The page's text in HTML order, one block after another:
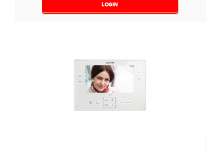
LOGIN